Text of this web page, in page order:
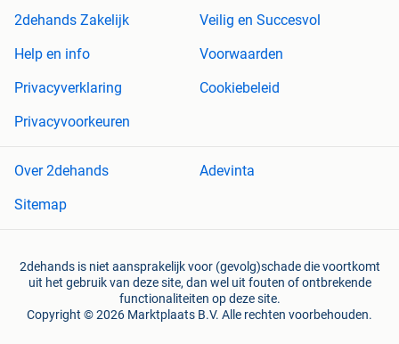
2dehands Zakelijk
Veilig en Succesvol
Help en info
Voorwaarden
Privacyverklaring
Cookiebeleid
Privacyvoorkeuren
Over 2dehands
Adevinta
Sitemap
2dehands is niet aansprakelijk voor (gevolg)schade die voortkomt
uit het gebruik van deze site, dan wel uit fouten of ontbrekende
functionaliteiten op deze site.
Copyright © 2026 Marktplaats B.V. Alle rechten voorbehouden.